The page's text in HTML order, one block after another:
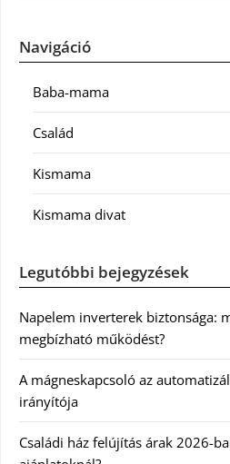
Navigáció
Baba-mama
Család
Kismama
Kismama divat
Legutóbbi bejegyzések
Napelem inverterek biztonsága:
megbízható működést?
A mágneskapcsoló az
irányítója
Családi ház felújítás árak 2026-